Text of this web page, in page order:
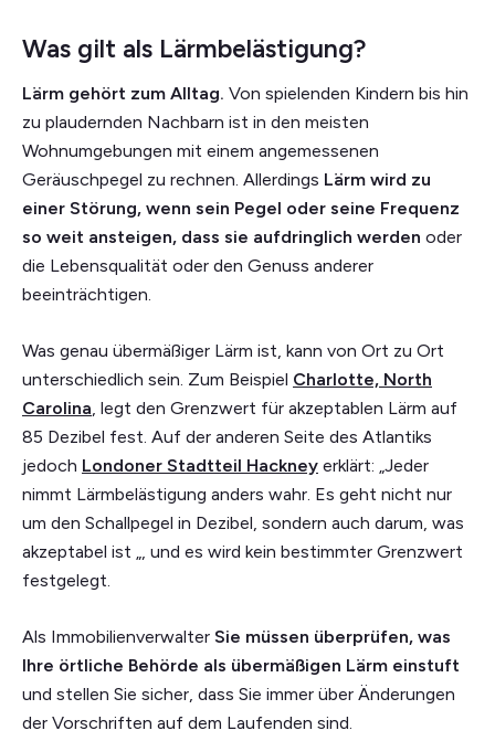
Was gilt als Lärmbelästigung?
Lärm gehört zum Alltag. Von spielenden Kindern bis hin
zu plaudernden Nachbarn ist in den meisten
Wohnumgebungen mit einem angemessenen
Geräuschpegel zu rechnen. Allerdings Lärm wird zu
einer Störung, wenn sein Pegel oder seine Frequenz
so weit ansteigen, dass sie aufdringlich werden oder
die Lebensqualität oder den Genuss anderer
beeinträchtigen.
Was genau übermäßiger Lärm ist, kann von Ort zu Ort
unterschiedlich sein. Zum Beispiel Charlotte, North
Carolina, legt den Grenzwert für akzeptablen Lärm auf
85 Dezibel fest. Auf der anderen Seite des Atlantiks
jedoch Londoner Stadtteil Hackney erklärt: „Jeder
nimmt Lärmbelästigung anders wahr. Es geht nicht nur
um den Schallpegel in Dezibel, sondern auch darum, was
akzeptabel ist „, und es wird kein bestimmter Grenzwert
festgelegt.
Als Immobilienverwalter Sie müssen überprüfen, was
Ihre örtliche Behörde als übermäßigen Lärm einstuft
und stellen Sie sicher, dass Sie immer über Änderungen
der Vorschriften auf dem Laufenden sind.